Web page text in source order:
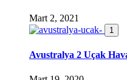
Mart 2, 2021
1
Avustralya 2 Uçak